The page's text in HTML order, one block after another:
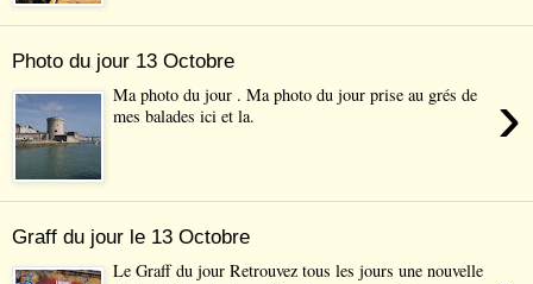
Photo du jour 13 Octobre
›
Ma photo du jour . Ma photo du jour prise au grés de
mes balades ici et la.
Graff du jour le 13 Octobre
Le Graff du jour Retrouvez tous les jours une nouvelle